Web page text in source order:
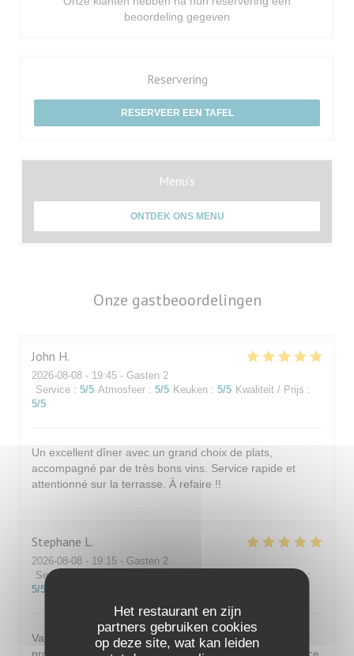
Het restaurant en zijn
partners gebruiken cookies
op deze site, wat kan leiden
Onze gastbeoordelingen
John H
2026-08-08 - 19:45 - Gasten 2
Service : 5/5 Atmosfeer : 5/5 Keuken : 5/5 Kwaliteit / Prijs :
5/5
Un excellent dîner avec un grand choix de plats,
accompagné par de très bons vins. Service rapide et
attentionné sur la terrasse. À refaire !!
Stephane L
2026-08-08 - 19:15 - Gasten 2
Service
Kwaliteit / Prijs:
5/5
Valeur sûre de Saint Germain en Laye. Accueil
beoordeling gegeven
Reservering
RESERVEER EEN TAFEL
Menu's
ONTDEK ONS MENU